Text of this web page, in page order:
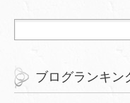
ブログランキン